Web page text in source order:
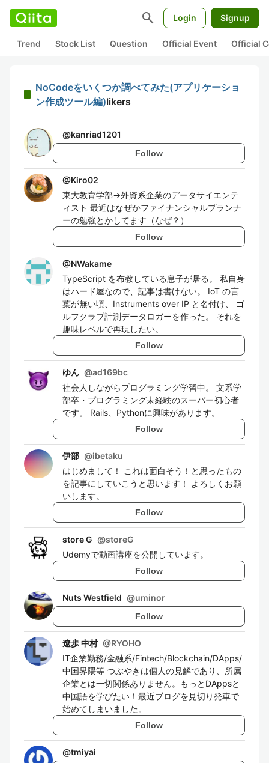
search Login Signup
Trend Stock List Question Official Event Official
NoCodeをいくつか調べてみた(アプリケーショ
ン作成ツール編)likers
@kanriad1201
Follow
@Kiro02
東大教育学部→外資系企業のデータサイエンテ
ィスト 最近はなぜかファイナンシャルプランナ
ーの勉強とかしてます（なぜ？）
Follow
@NWakame
TypeScript を布教している息子が居る。 私自身
はハード屋なので、記事は書けない。 IoT の言
葉が無い頃、Instruments over IP と名付け、 ゴ
ルフクラブ計測データロガーを作った。 それを
趣味レベルで再現したい。
Follow
ゆん @ad169bc
社会人しながらプログラミング学習中。 文系学
部卒・プログラミング未経験のスーパー初心者
です。 Rails、Pythonに興味があります。
Follow
伊部 @ibetaku
はじめまして！ これは面白そう！と思ったもの
を記事にしていこうと思います！ よろしくお願
いします。
Follow
store G @storeG
Udemyで動画講座を公開しています。
Follow
Nuts Westfield @uminor
Follow
遼歩 中村 @RYOHO
IT企業勤務/金融系/Fintech/Blockchain/DApps/
中国界隈等 つぶやきは個人の見解であり、所属
企業とは一切関係ありません。もっとDAppsと
中国語を学びたい！最近ブログを見切り発車で
始めてしまいました。
Follow
@tmiyai